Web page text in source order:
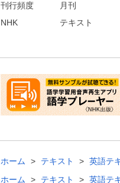
刊行頻度
月刊
NHK
テキスト
ホーム テキスト
英語テ
ホーム
テキスト 英語テ